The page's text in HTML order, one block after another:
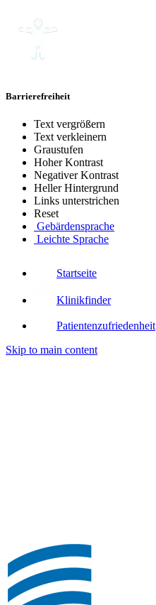
Barrierefreiheit
Text vergrößern
Text verkleinern
Graustufen
Hoher Kontrast
Negativer Kontrast
Heller Hintergrund
Links unterstrichen
Reset
Gebärdensprache
Leichte Sprache
Startseite
Klinikfinder
Patientenzufriedenheit
Skip to main content